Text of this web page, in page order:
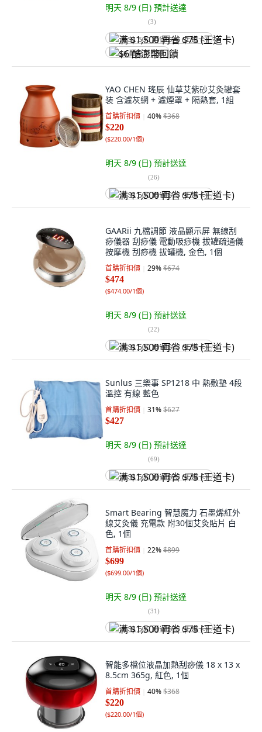
明天 8/9 (日) 預計送達
(3)
满 $1,500 再省 $75 (王道卡)
$6 酷澎幣回饋
YAO CHEN 瑤辰 仙草艾紫砂艾灸罐套
装 含濾灰網 + 濾煙罩 + 隔熱套, 1組
首購折扣價 40%$368
$220
($220.00/1個)
明天 8/9 (日) 預計送達
(26)
满 $1,500 再省 $75 (王道卡)
GAARii 九檔調節 液晶顯示屏 無線刮
痧儀器 刮痧儀 電動吸痧機 拔罐疏通儀
按摩機 刮痧機 拔罐機, 金色, 1個
首購折扣價 29%$674
$474
($474.00/1個)
明天 8/9 (日) 預計送達
(22)
满 $1,500 再省 $75 (王道卡)
Sunlus 三樂事 SP1218 中 熱敷墊 4段
溫控 有線 藍色
首購折扣價 31%$627
$427
明天 8/9 (日) 預計送達
(69)
满 $1,500 再省 $75 (王道卡)
Smart Bearing 智慧魔力 石墨烯紅外
線艾灸儀 充電款 附30個艾灸貼片 白
色, 1個
首購折扣價 22%$899
$699
($699.00/1個)
明天 8/9 (日) 預計送達
(31)
满 $1,500 再省 $75 (王道卡)
智能多檔位液晶加熱刮痧儀 18 x 13 x
8.5cm 365g, 紅色, 1個
首購折扣價 40%$368
$220
($220.00/1個)